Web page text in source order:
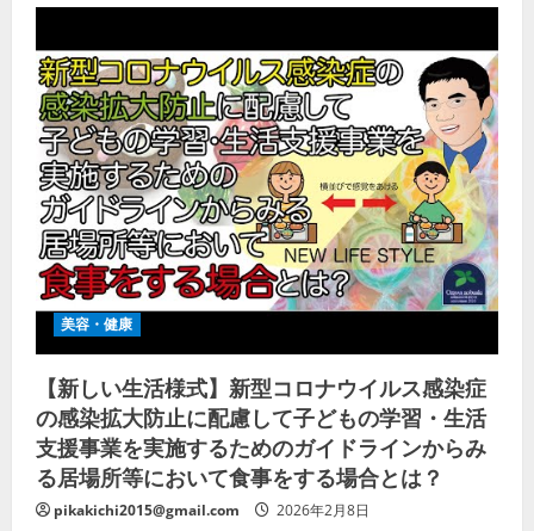
美容・健康
【新しい生活様式】新型コロナウイルス感染症
の感染拡大防止に配慮して子どもの学習・生活
支援事業を実施するためのガイドラインからみ
る居場所等において食事をする場合とは？
pikakichi2015@gmail.com 2026年2月8日